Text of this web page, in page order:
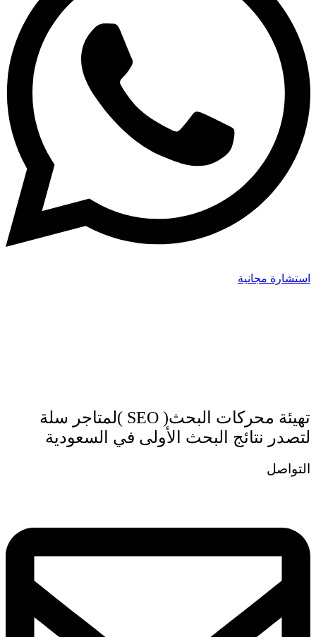
استشارة مجانية
تهيئة محركات البحث( SEO )لمتاجر سلة
لتصدر نتائج البحث الأولى في السعودية
التواصل